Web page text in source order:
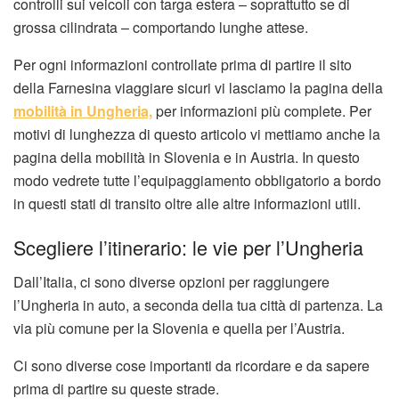
grossa cilindrata – comportando lunghe attese.
Per ogni informazioni controllate prima di partire il sito
della Farnesina viaggiare sicuri vi lasciamo la pagina della
mobilità in Ungheria,per informazioni più complete. Per
motivi di lunghezza di questo articolo vi mettiamo anche la
pagina della mobilità in Slovenia e in Austria. In questo
modo vedrete tutte l’equipaggiamento obbligatorio a bordo
in questi stati di transito oltre alle altre informazioni utili.
Scegliere l’itinerario: le vie per l’Ungheria
Dall’Italia, ci sono diverse opzioni per raggiungere
l’Ungheria in auto, a seconda della tua città di partenza. La
via più comune per la Slovenia e quella per l’Austria.
Ci sono diverse cose importanti da ricordare e da sapere
prima di partire su queste strade.